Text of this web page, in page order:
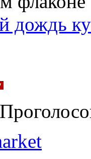
дождь